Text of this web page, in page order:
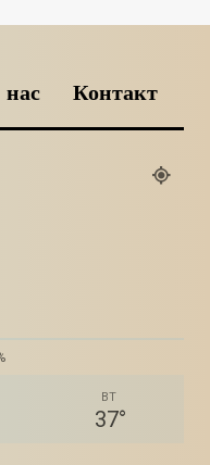
Контакт
ВТ
37°